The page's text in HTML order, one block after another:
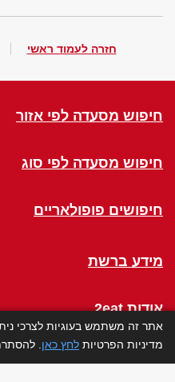
חזרה לעמוד ראשי
חיפוש מסעדה לפי אזור
חיפוש מסעדה לפי סוג
חיפושים פופולאריים
מידע ברשת
אודות 2eat
אתר זה משתמש בעוגיות לצרכי
מדיניות הפרטיות לחץ כאן .